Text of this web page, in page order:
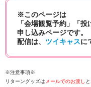
※このページは
「会場観覧予約」「
申し込みページです。
配信は、 ツイキャスに
※注意事項※
リターングッズは メールでのお渡し